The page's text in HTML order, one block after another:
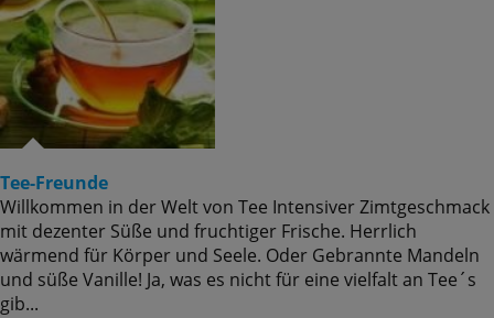
Tee-Freunde
Willkommen in der Welt von Tee Intensiver Zimtgeschmack
mit dezenter Süße und fruchtiger Frische. Herrlich
wärmend für Körper und Seele. Oder Gebrannte Mandeln
und süße Vanille! Ja, was es nicht für eine vielfalt an Tee´s
gib...